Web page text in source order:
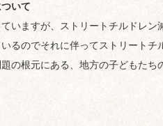
いて
いますが、ストリートチルドレン
るのでそれに伴ってストリートチ
の根元にある、地方の子どもたち